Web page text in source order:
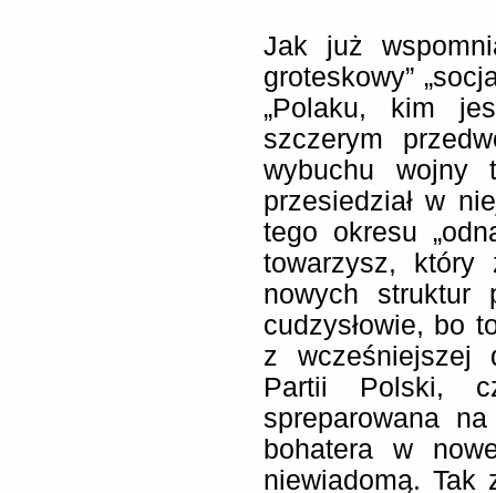
Jak już
groteskowy”
„Polaku, kim
szczerym
wybuchu wojny
przesiedział w
tego okresu
towarzysz, który
nowych struktur
cudzysłowie, bo
z wcześniejszej
Partii Polski,
spreparowana
bohatera w
niewiadomą. Tak